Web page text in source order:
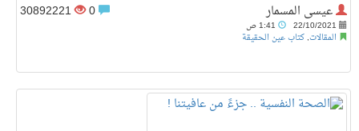
عيسى المسمار
22/10/2021
المقالات, كتاب عين الحقيقة
30892221